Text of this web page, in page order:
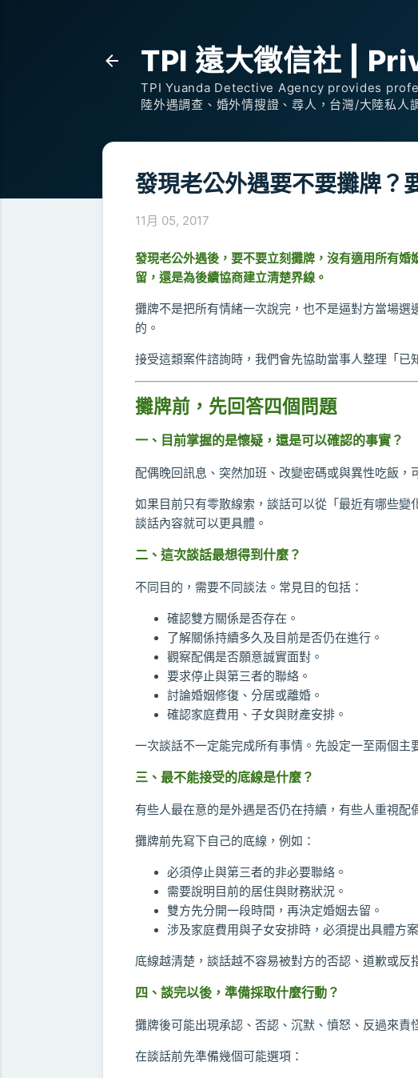
TPI 遠大徵信社 |
TPI Yuanda Detective Agency provides
陸外遇調查、婚外情搜證、尋人，台灣/大陸私人
發現老公外遇要不要攤牌？
11月 05, 2017
發現老公外遇後，要不要立刻攤牌，沒有適用所有
留，還是為後續協商建立清楚界線。
攤牌不是把所有情緒一次說完，也不是逼對方當場
的。
接受這類案件諮詢時，我們會先協助當事人整理「
攤牌前，先回答四個問題
一、目前掌握的是懷疑，還是可以確認的事實？
配偶晚回訊息、突然加班、改變密碼或與異性吃飯，
如果目前只有零散線索，談話可以從「最近有哪些
談話內容就可以更具體。
二、這次談話最想得到什麼？
不同目的，需要不同談法。常見目的包括：
確認雙方關係是否存在。
了解關係持續多久及目前是否仍在進行。
觀察配偶是否願意誠實面對。
要求停止與第三者的聯絡。
討論婚姻修復、分居或離婚。
確認家庭費用、子女與財產安排。
一次談話不一定能完成所有事情。先設定一至兩個主
三、最不能接受的底線是什麼？
有些人最在意的是外遇是否仍在持續，有些人重視
攤牌前先寫下自己的底線，例如：
必須停止與第三者的非必要聯絡。
需要說明目前的居住與財務狀況。
雙方先分開一段時間，再決定婚姻去留。
涉及家庭費用與子女安排時，必須提出具體方案
底線越清楚，談話越不容易被對方的否認、道歉或反
四、談完以後，準備採取什麼行動？
攤牌後可能出現承認、否認、沉默、憤怒、反過來責
在談話前先準備幾個可能選項：